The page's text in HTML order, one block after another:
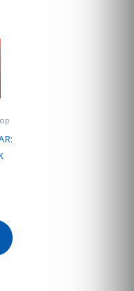
$1,450.00.
$1,240.00.